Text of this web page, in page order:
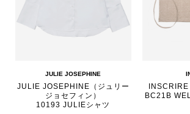
JULIE JOSEPHINE
JULIE JOSEPHINE（ジュリー
ジョセフィン）
10193 JULIEシャツ
INSCRIRE
BC21B